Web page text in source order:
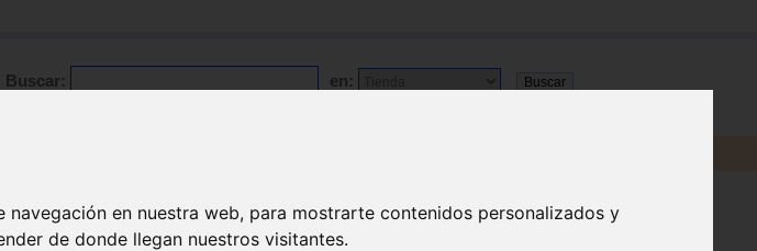
en nuestra web, para mostrarte contenidos personalizados y
de donde llegan nuestros visitantes.
Buscar: en: